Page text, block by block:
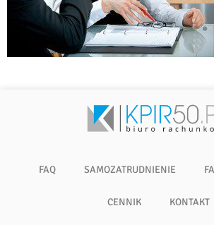
FAQ SAMOZATRUDNIENIE
CENNIK KONTAKT